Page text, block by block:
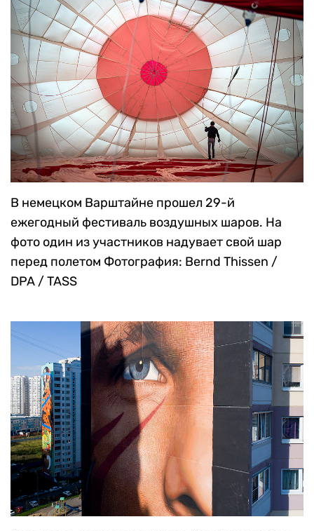
В немецком Варштайне прошел 29-й
ежегодный фестиваль воздушных шаров. На
фото один из участников надувает свой шар
перед полетом Фотография: Bernd Thissen /
DPA / TASS